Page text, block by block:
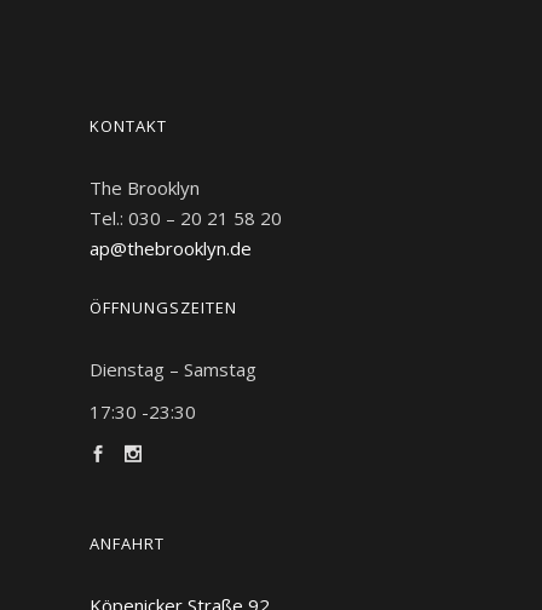
KONTAKT
The Brooklyn
Tel.: 030 – 20 21 58 20
ap@thebrooklyn.de
ÖFFNUNGSZEITEN
Dienstag – Samstag
17:30 -23:30
ANFAHRT
Köpenicker Straße 92